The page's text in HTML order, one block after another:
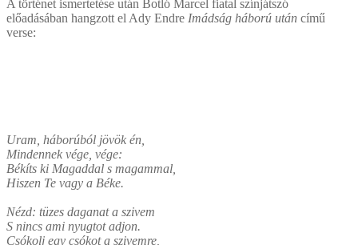
A történet ismertetése után Botló Marcel fiatal színjátszó
előadásában hangzott el Ady Endre Imádság háború után című
verse:
Uram, háborúból jövök én,
Mindennek vége, vége:
Békíts ki Magaddal s magammal,
Hiszen Te vagy a Béke.
Nézd: tüzes daganat a szivem
S nincs ami nyugtot adjon.
Csókolj egy csókot a szivemre,